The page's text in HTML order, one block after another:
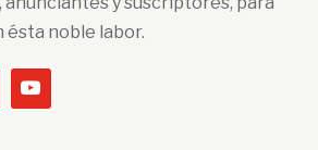
ésta noble labor.